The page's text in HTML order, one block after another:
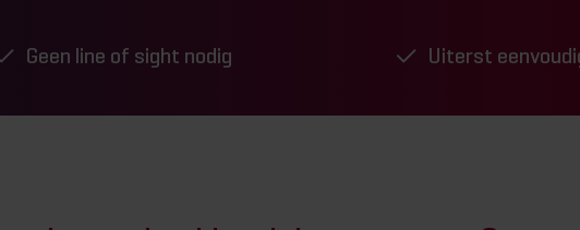
Geen line of sight nodig Uiterst